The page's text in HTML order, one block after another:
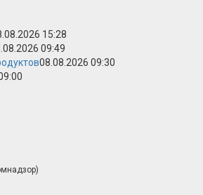
15:28
09:49
08.08.2026 09:30